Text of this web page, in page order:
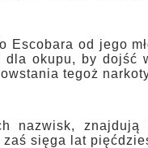
od jego
dla okupu, by
tegoż
nazwisk,
sięga lat